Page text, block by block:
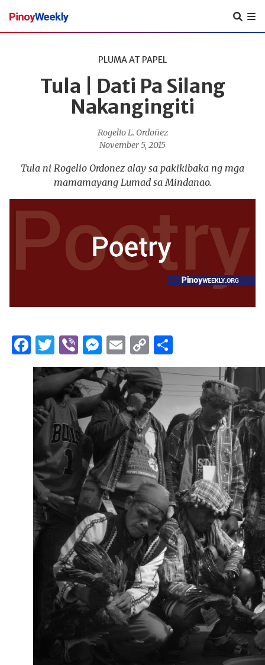
Pinoy
Weekly
PLUMA AT PAPEL
Tula | Dati Pa Silang
Nakangingiti
Rogelio L. Ordoñez
November 5, 2015
Tula ni Rogelio Ordonez alay sa pakikibaka ng mga
mamamayang Lumad sa Mindanao.
Facebook
Twitter
ViberMessenger
Email
Copy
Link